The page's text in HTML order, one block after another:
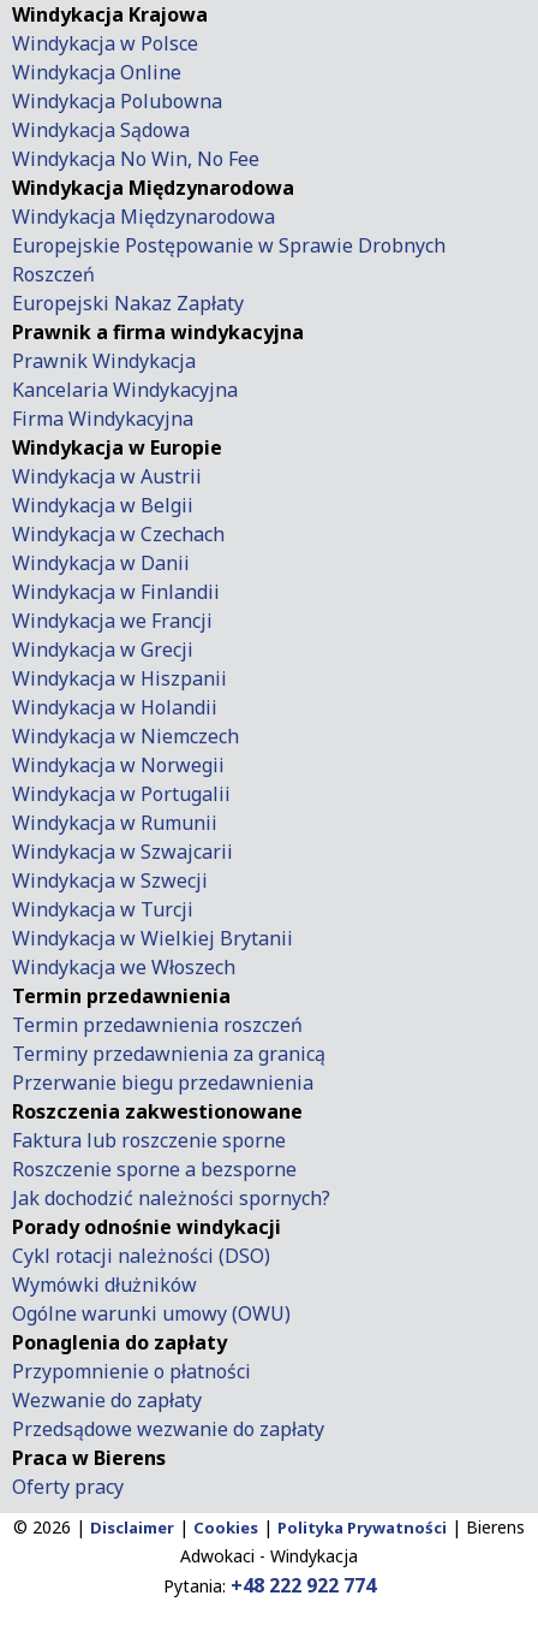
Windykacja Krajowa
Windykacja w Polsce
Windykacja Online
Windykacja Polubowna
Windykacja Sądowa
Windykacja No Win, No Fee
Windykacja Międzynarodowa
Windykacja Międzynarodowa
Europejskie Postępowanie w Sprawie Drobnych
Roszczeń
Europejski Nakaz Zapłaty
Prawnik a firma windykacyjna
Prawnik Windykacja
Kancelaria Windykacyjna
Firma Windykacyjna
Windykacja w Europie
Windykacja w Austrii
Windykacja w Belgii
Windykacja w Czechach
Windykacja w Danii
Windykacja w Finlandii
Windykacja we Francji
Windykacja w Grecji
Windykacja w Hiszpanii
Windykacja w Holandii
Windykacja w Niemczech
Windykacja w Norwegii
Windykacja w Portugalii
Windykacja w Rumunii
Windykacja w Szwajcarii
Windykacja w Szwecji
Windykacja w Turcji
Windykacja w Wielkiej Brytanii
Windykacja we Włoszech
Termin przedawnienia
Termin przedawnienia roszczeń
Terminy przedawnienia za granicą
Przerwanie biegu przedawnienia
Roszczenia zakwestionowane
Faktura lub roszczenie sporne
Roszczenie sporne a bezsporne
Jak dochodzić należności spornych?
Porady odnośnie windykacji
Cykl rotacji należności (DSO)
Wymówki dłużników
Ogólne warunki umowy (OWU)
Ponaglenia do zapłaty
Przypomnienie o płatności
Wezwanie do zapłaty
Przedsądowe wezwanie do zapłaty
Praca w Bierens
Oferty pracy
© 2026 | Disclaimer | Cookies | Polityka Prywatności | Bierens
Adwokaci - Windykacja
Pytania: +48 222 922 774